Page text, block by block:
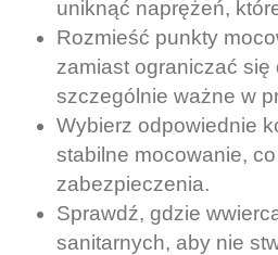
uniknąć naprężeń,
Rozmieść punkty
zamiast ograniczać się
szczególnie ważne w
Wybierz odpowiednie
stabilne mocowanie,
zabezpieczenia.
Sprawdź, gdzie
sanitarnych, aby nie